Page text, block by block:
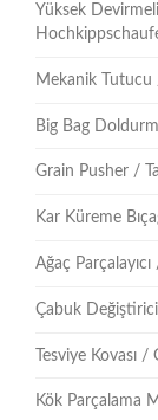
Yüksek
Mekanik
Big Bag
Grain Pusher /
Kar Küreme
Ağaç
Çabuk
Tesviye Kovası
Kök Parçalama